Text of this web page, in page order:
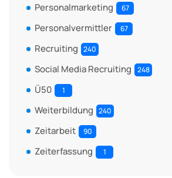
Personalmarketing 67
Personalvermittler 67
Recruiting 240
Social Media Recruiting 248
Ü50 1
Weiterbildung 240
Zeitarbeit 90
Zeiterfassung 1